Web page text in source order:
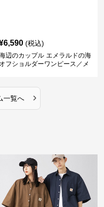
6,590 (税込)
辺のカップル エメラルドの海
オフショルダーワンピース／メ
一覧へ ›